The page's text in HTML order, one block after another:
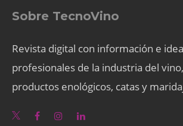
Sobre TecnoVino
Revista digital con información e
profesionales de la industria del
productos enológicos, catas y